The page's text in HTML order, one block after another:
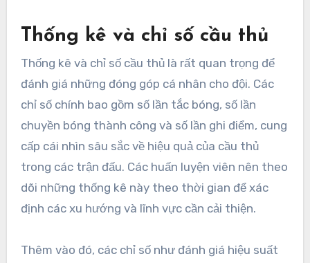
Thống kê và chỉ số cầu thủ
Thống kê và chỉ số cầu thủ là rất quan trọng để
đánh giá những đóng góp cá nhân cho đội. Các
chỉ số chính bao gồm số lần tắc bóng, số lần
chuyền bóng thành công và số lần ghi điểm, cung
cấp cái nhìn sâu sắc về hiệu quả của cầu thủ
trong các trận đấu. Các huấn luyện viên nên theo
dõi những thống kê này theo thời gian để xác
định các xu hướng và lĩnh vực cần cải thiện.
Thêm vào đó, các chỉ số như đánh giá hiệu suất